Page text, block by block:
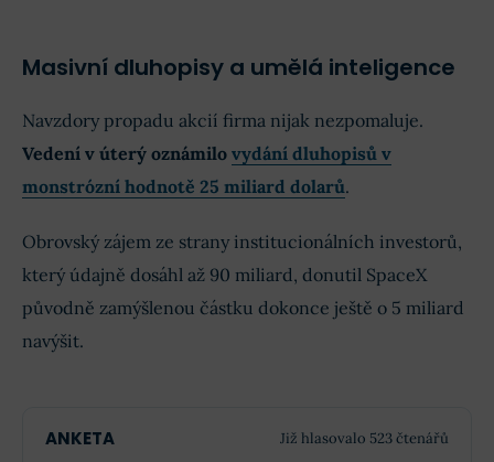
Masivní dluhopisy a umělá inteligence
Navzdory propadu akcií firma nijak nezpomaluje.
Vedení v úterý oznámilo vydání dluhopisů v
monstrózní hodnotě 25 miliard dolarů.
Obrovský zájem ze strany institucionálních investorů,
který údajně dosáhl až 90 miliard, donutil SpaceX
původně zamýšlenou částku dokonce ještě o 5 miliard
navýšit.
ANKETA Již hlasovalo 523 čtenářů